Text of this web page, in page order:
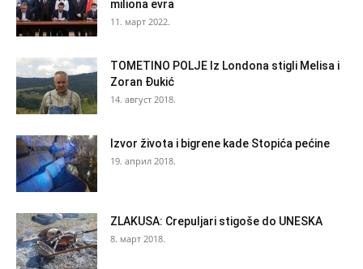
miliona evra
11. март 2022.
TOMETINO POLJE Iz Londona stigli Melisa i
Zoran Đukić
14. август 2018.
Izvor života i bigrene kade Stopića pećine
19. април 2018.
ZLAKUSA: Crepuljari stigoše do UNESKA
8. март 2018.